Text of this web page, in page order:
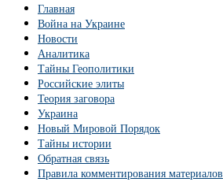
Главная
Война на Украине
Новости
Аналитика
Тайны Геополитики
Российские элиты
Теория заговора
Украина
Новый Мировой Порядок
Тайны истории
Обратная связь
Правила комментирования материалов